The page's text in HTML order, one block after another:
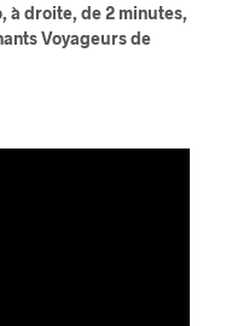
à droite, de 2 minutes,
Voyageurs de